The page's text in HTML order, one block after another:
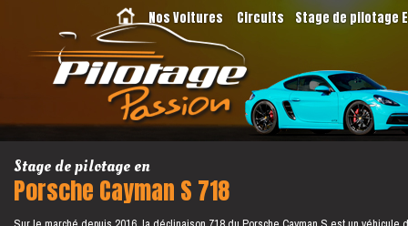
Nos Voitures Circuits Stage de pilotage
Stage de pilotage en
Porsche Cayman S 718